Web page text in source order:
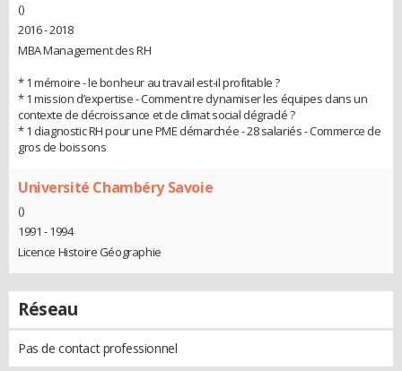
()
2016 - 2018
MBA Management des RH
* 1 mémoire - le bonheur au travail est-il profitable ?
* 1 mission d’expertise - Comment re dynamiser les équipes dans un
contexte de décroissance et de climat social dégradé ?
* 1 diagnostic RH pour une PME démarchée - 28 salariés - Commerce de
gros de boissons
Université Chambéry Savoie
()
1991 - 1994
Licence Histoire Géographie
Réseau
Pas de contact professionnel